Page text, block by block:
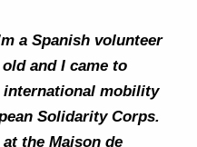
a Spanish volunteer
and I came to
international mobility
Solidarity Corps.
the Maison de